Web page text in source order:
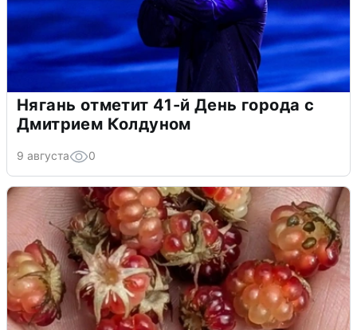
Нягань отметит 41-й День города с
Дмитрием Колдуном
9 августа 0